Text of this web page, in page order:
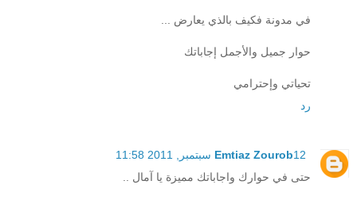
في مدونة فكيف بالذي يعارض ...
حوار جميل والأجمل إجاباتك
تحياتي وإحترامي
رد
Emtiaz Zourob12 سبتمبر, 2011 11:58
حتى في حوارك واجاباتك مميزة يا آمال ..